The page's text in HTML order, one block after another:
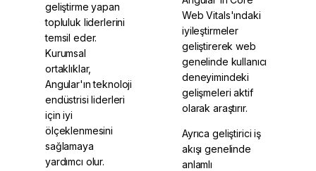
geliştirme yapan
topluluk liderlerini
temsil eder.
Kurumsal
ortaklıklar,
Angular'ın teknoloji
endüstrisi liderleri
için iyi
ölçeklenmesini
sağlamaya
yardımcı olur.
Web Vitals'ındaki
iyileştirmeler
geliştirerek web
genelinde kullanıcı
deneyimindeki
gelişmeleri aktif
olarak araştırır.
Ayrıca geliştirici iş
akışı genelinde
anlamlı